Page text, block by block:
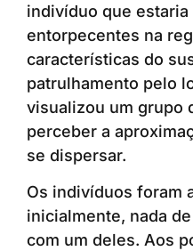
indivíduo que
entorpecentes na
características do
patrulhamento pelo
visualizou um grupo
perceber a
se dispersar.
Os indivíduos foram
inicialmente, nada
com um deles. Aos